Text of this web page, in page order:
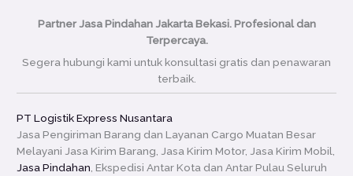
Partner Jasa Pindahan Jakarta Bekasi. Profesional dan
Terpercaya.
Segera hubungi kami untuk konsultasi gratis dan penawaran
terbaik.
PT Logistik Express Nusantara
Jasa Pengiriman Barang dan Layanan Cargo Muatan Besar
Melayani Jasa Kirim Barang, Jasa Kirim Motor, Jasa Kirim Mobil,
Jasa Pindahan , Ekspedisi Antar Kota dan Antar Pulau Seluruh